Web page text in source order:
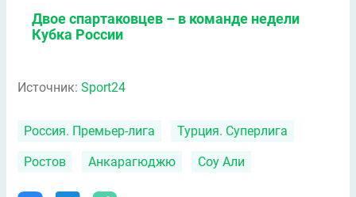
Двое спартаковцев – в команде недели
Кубка России
Источник: Sport24
Россия. Премьер-лига Турция. Суперлига
Ростов Анкарагюджю Соу Али